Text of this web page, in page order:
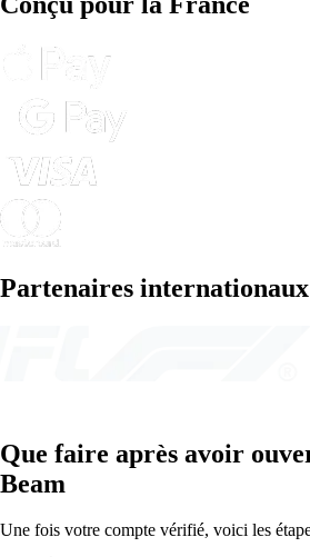
Partenaires internationaux
Que faire après avoir
Beam
Une fois votre compte vérifié, voici les